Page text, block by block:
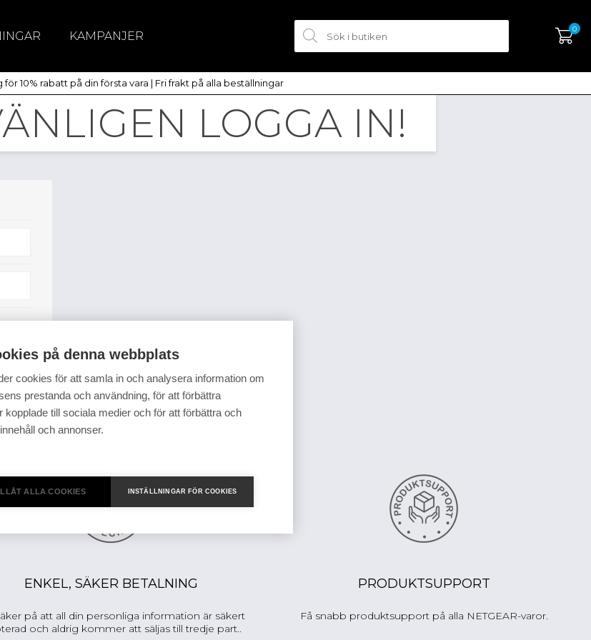
KAMPANJER
SKAPA KONTO
LOGGA IN
0
för 10% rabatt på din första vara | Fri frakt på alla beställningar
LOGGA IN!
ENKEL, SÄKER BETALNING
på att all din personliga information är säkert
och aldrig kommer att säljas till tredje part..
PRODUKTSUPPORT
Få snabb produktsupport på alla NETGEAR-varor.
på denna webbplats
cookies för att samla in och analysera information om
prestanda och användning, för att förbättra
kopplade till sociala medier och för att förbättra och
och annonser.
ALLA COOKIES INSTÄLLNINGAR FÖR COOKIES